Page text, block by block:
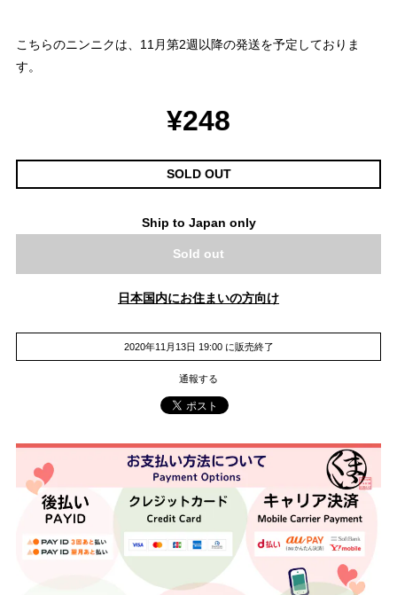
こちらのニンニクは、11月第2週以降の発送を予定しておりま
す。
¥248
SOLD OUT
Ship to Japan only
Sold out
日本国内にお住まいの方向け
2020年11月13日 19:00 に販売終了
通報する